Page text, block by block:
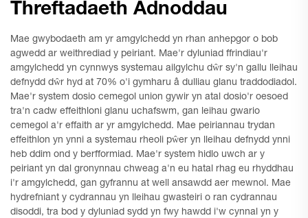
Threftadaeth Adnoddau
Mae gwybodaeth am yr amgylchedd yn rhan anhepgor o bob
agwedd ar weithrediad y peiriant. Mae'r dyluniad ffrindiau'r
amgylchedd yn cynnwys systemau ailgylchu dŵr sy'n gallu lleihau
defnydd dŵr hyd at 70% o'i gymharu â dulliau glanu traddodiadol.
Mae'r system dosio cemegol union gywir yn atal dosio'r oesoed
tra'n cadw effeithloni glanu uchafswm, gan leihau gwario
cemegol a'r effaith ar yr amgylchedd. Mae peiriannau trydan
effeithlon yn ynni a systemau rheoli pŵer yn lleihau defnydd ynni
heb ddim ond y berfformiad. Mae'r system hidlo uwch ar y
peiriant yn dal gronynnau chweag a'n eu hatal rhag eu rhyddhau
i'r amgylchedd, gan gyfrannu at well ansawdd aer mewnol. Mae
hydrefniant y cydrannau yn lleihau gwasteiri o ran cydrannau
disoddi, tra bod y dyluniad sydd yn fwy hawdd i'w cynnal yn y